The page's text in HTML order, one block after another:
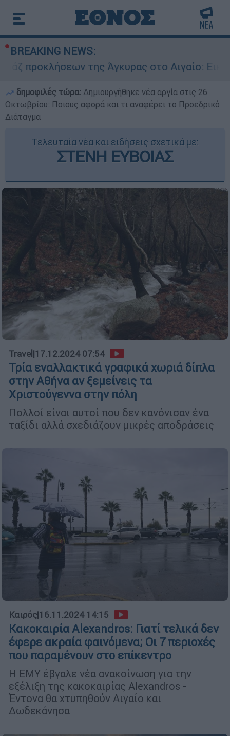
BREAKING NEWS:
της Άγκυρας στο Αιγαίο: Εικονική
δημοφιλές τώρα: Δημιουργήθηκε νέα αργία στις 26
Οκτωβρίου: Ποιους αφορά και τι αναφέρει το Προεδρικό
Διάταγμα
Τελευταία νέα και ειδήσεις σχετικά με:
ΣΤΕΝΗ ΕΥΒΟΙΑΣ
Travel |17.12.2024 07:54
Τρία εναλλακτικά γραφικά χωριά δίπλα
στην Αθήνα αν ξεμείνεις τα
Χριστούγεννα στην πόλη
Πολλοί είναι αυτοί που δεν κανόνισαν ένα
ταξίδι αλλά σχεδιάζουν μικρές αποδράσεις
Καιρός|16.11.2024 14:15
Kακοκαιρία Alexandros: Γιατί τελικά δεν
έφερε ακραία φαινόμενα; Οι 7 περιοχές
που παραμένουν στο επίκεντρο
Η ΕΜΥ έβγαλε νέα ανακοίνωση για την
εξέλιξη της κακοκαιρίας Alexandros -
Έντονα θα χτυπηθούν Αιγαίο και
Δωδεκάνησα